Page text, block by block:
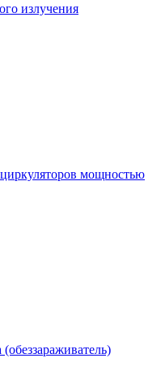
излучения
мощностью